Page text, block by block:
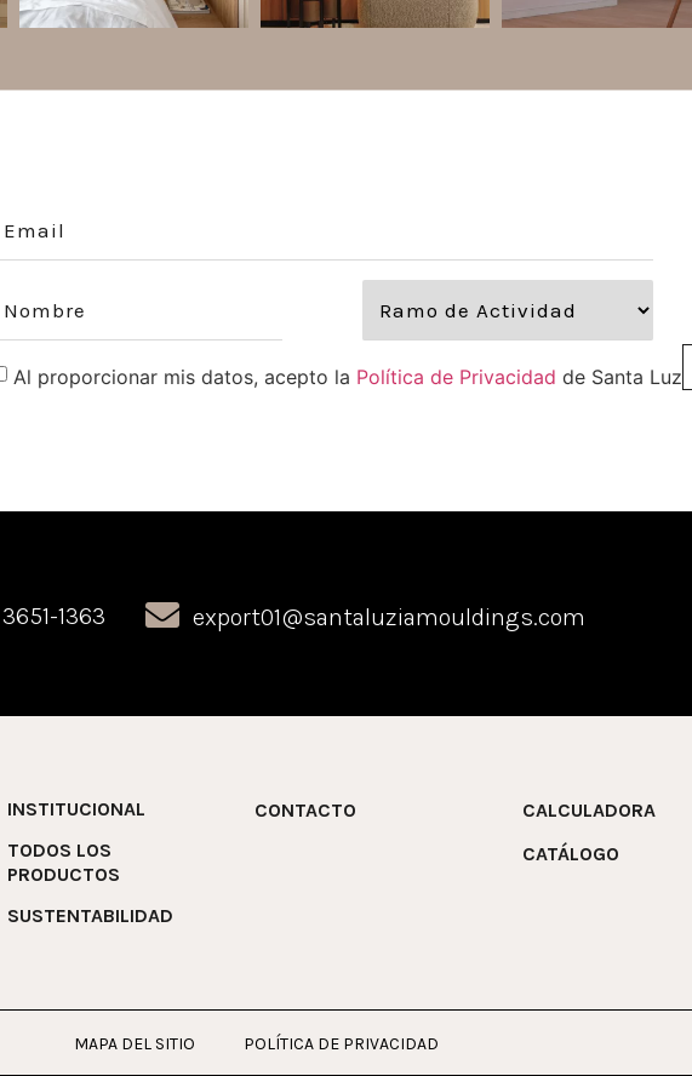
Al proporcionar mis datos, acepto la Política de Privacidad de Santa Luzia.
1363 export01@santaluziamouldings.com
INSTITUCIONAL
TODOS LOS
PRODUCTOS
SUSTENTABILIDAD
CONTACTO
CALCULADORA
CATÁLOGO
MAPA DEL SITIO POLÍTICA DE PRIVACIDAD